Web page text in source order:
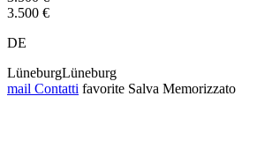
3.500 €
DE
LüneburgLüneburg
mail Contatti favorite Salva Memorizzato